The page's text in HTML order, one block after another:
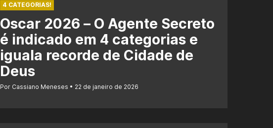
4 CATEGORIAS!
Oscar 2026 – O Agente Secreto
é indicado em 4 categorias e
iguala recorde de Cidade de
Deus
Por Cassiano Meneses 22 de janeiro de 2026